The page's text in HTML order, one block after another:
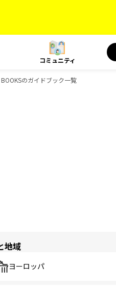
コミュニティ
のガイドブック一覧
地域
ヨーロッパ